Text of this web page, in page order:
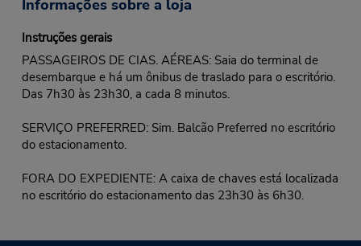
Informações sobre a loja
Instruções gerais
PASSAGEIROS DE CIAS. AÉREAS: Saia do terminal de
desembarque e há um ônibus de traslado para o escritório.
Das 7h30 às 23h30, a cada 8 minutos.
SERVIÇO PREFERRED: Sim. Balcão Preferred no escritório
do estacionamento.
FORA DO EXPEDIENTE: A caixa de chaves está localizada
no escritório do estacionamento das 23h30 às 6h30.